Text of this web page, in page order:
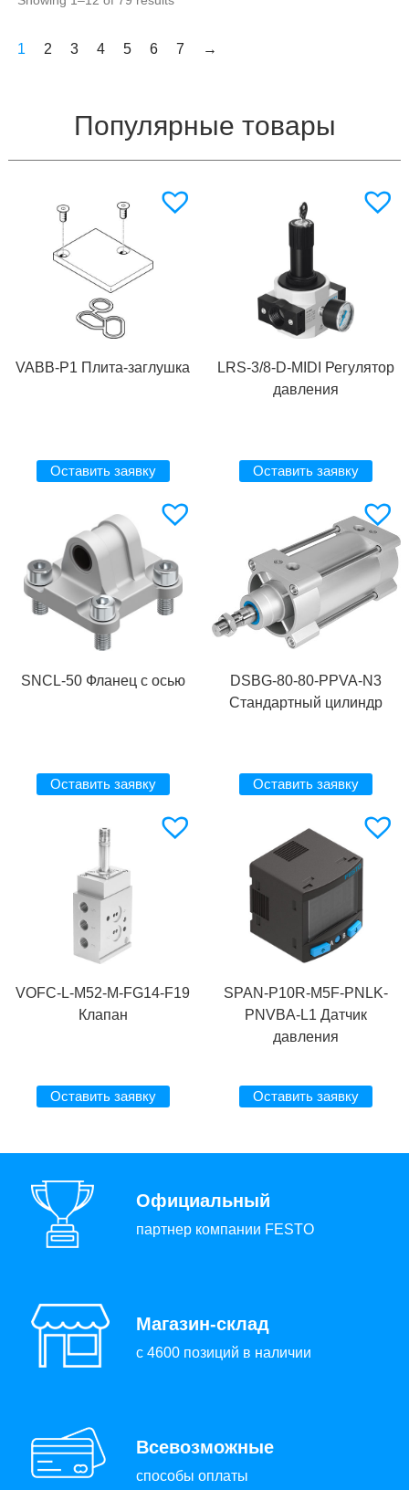
1 2 3 4 5 6 7 →
Популярные товары
VABB-P1 Плита-заглушка
Оставить заявку
LRS-3/8-D-MIDI Регулятор
давления
Оставить заявку
SNCL-50 Фланец с осью
Оставить заявку
DSBG-80-80-PPVA-N3
Стандартный цилиндр
Оставить заявку
VOFC-L-M52-M-FG14-F19
Клапан
Оставить заявку
SPAN-P10R-M5F-PNLK-
PNVBA-L1 Датчик
давления
Оставить заявку
Официальный
партнер компании FESTO
Магазин-склад
с 4600 позиций в наличии
Всевозможные
способы оплаты